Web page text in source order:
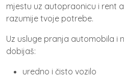
mjestu uz autopraonicu i rent
razumije tvoje potrebe.
Uz usluge pranja automobila i
dobijaš:
uredno i čisto vozilo